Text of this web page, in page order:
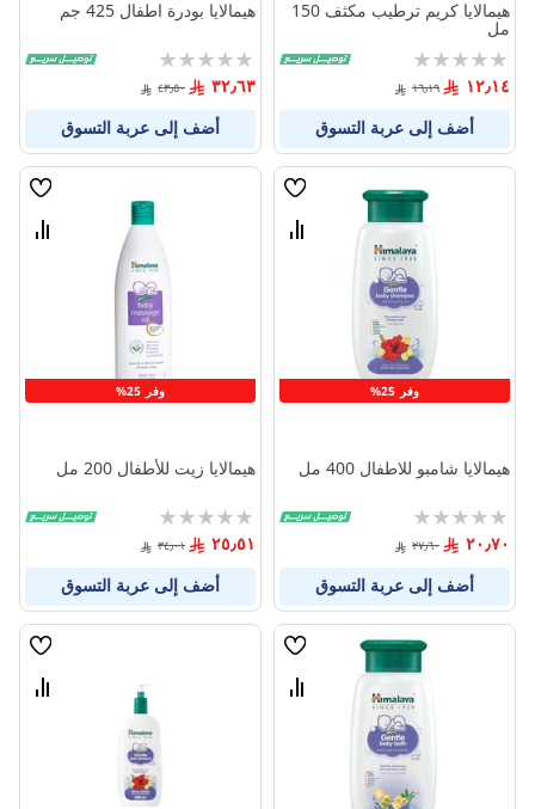
هيمالايا كريم ترطيب مكثف 150
مل
Rating:
0%
١٢٫١٤ ١٦٫١٩
أضف إلى عربة التسوق
هيمالايا بودرة اطفال 425 جم
Rating:
0%
٣٢٫٦٣ ٤٣٫٥٠
أضف إلى عربة التسوق
وفر 25%
قائمة
قارن
هيمالايا شامبو للاطفال 400 مل
Rating:
0%
٢٠٫٧٠ ٢٧٫٦٠
أضف إلى عربة التسوق
وفر 25%
قائمة
قارن
هيمالايا زيت للأطفال 200 مل
Rating:
0%
٢٥٫٥١ ٣٤٫٠١
أضف إلى عربة التسوق
قائمة
قارن
قائمة
قارن